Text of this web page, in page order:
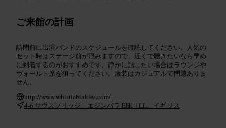
ご来館の計画
訪問前に出演バンドのスケジュールを確認してください。人気の
セット時はステージ前が混みますので、近くで聴きたいなら早め
に到着するのがおすすめです。静かに話したい場合はラウンジや
ヴォールト席を狙ってください。服装はカジュアルで問題ありま
せん。
http://www.whistlebinkies.com/
4-6 サウスブリッジ、エジンバラ EH1 1LL、イギリス